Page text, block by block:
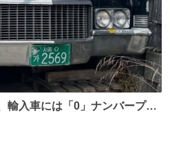
輸入車には「0」ナンバープレ
さ
プレートは抹消・無効化され